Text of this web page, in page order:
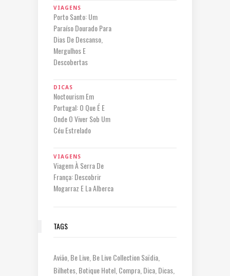
VIAGENS
Porto Santo: Um
Paraíso Dourado Para
Dias De Descanso,
Mergulhos E
Descobertas
DICAS
Noctourism Em
Portugal: O Que É E
Onde O Viver Sob Um
Céu Estrelado
VIAGENS
Viagem À Serra De
França: Descobrir
Mogarraz E La Alberca
TAGS
Avião Be Live Be Live Collection Saïdia
Bilhetes Botique Hotel Compra Dica Dicas